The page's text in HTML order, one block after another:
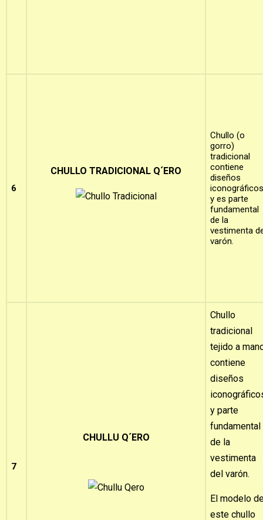
6
CHULLO TRADICIONAL Q´ERO
Chullo (o
gorro)
tradicional
contiene
diseños
iconográficos
y es parte
fundamental
de la
vestimenta
varón.
7
CHULLU Q´ERO
Chullo
tradicional
tejido a
contiene
diseños
y parte
fundamental
de la
vestimenta
del varón.
El modelo
este chullo